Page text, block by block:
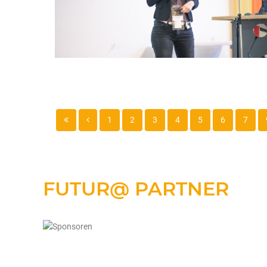
1 2 3 4 5 6 7
FUTUR@ PARTNER